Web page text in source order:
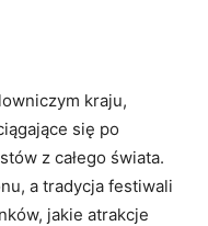
kraju,
się po‌
z całego świata.
a tradycja festiwali
jakie atrakcje